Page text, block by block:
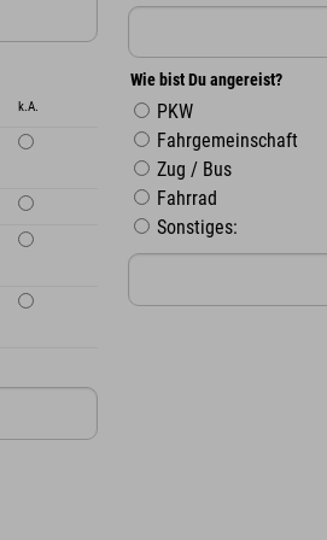
k.A.
Wie bist Du angereist?
PKW
Fahrgemeinschaft
Zug / Bus
Fahrrad
Sonstiges: